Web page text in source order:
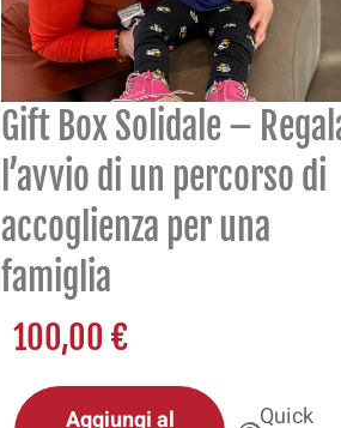
Gift Box Solidale –
l’avvio di un percorso di
accoglienza per una
famiglia
100,00€
Aggiungi al
Quick